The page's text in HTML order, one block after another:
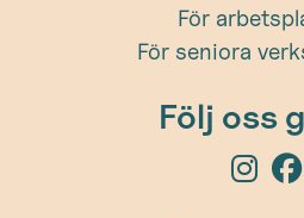
För
För seniora
Följ oss